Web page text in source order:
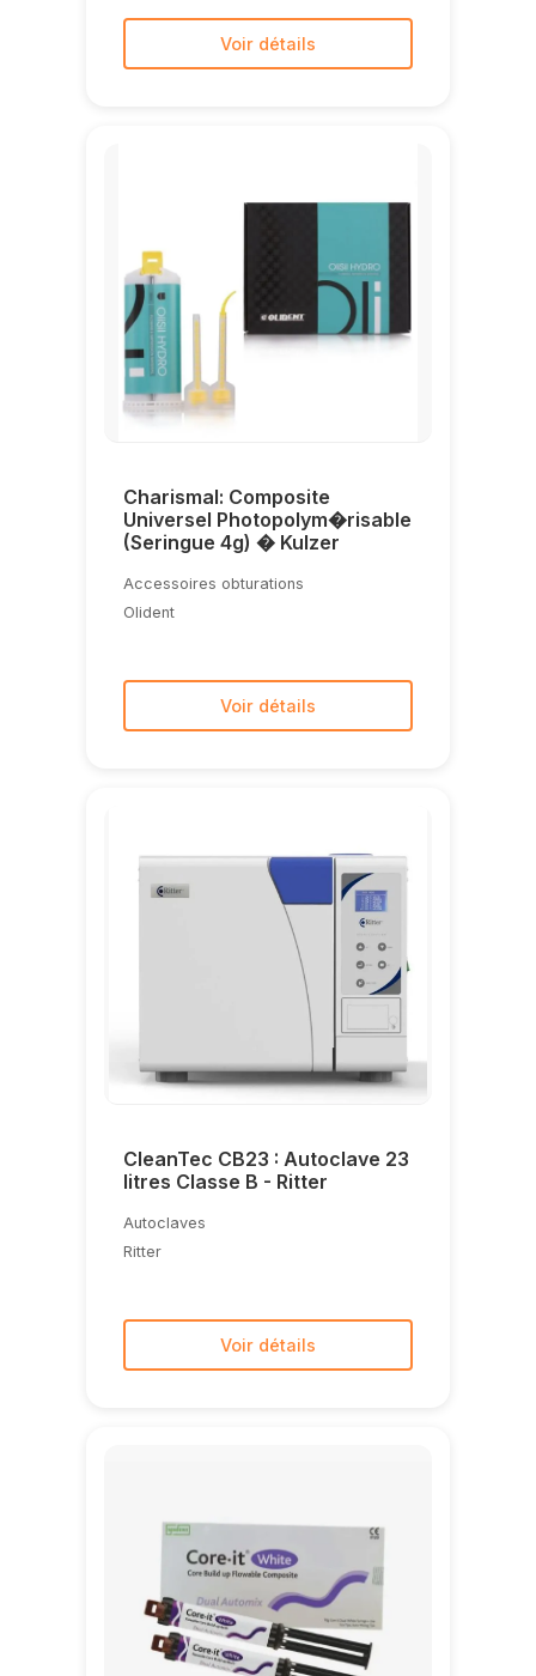
Voir détails
Charismal: Composite
Universel Photopolym�risable
(Seringue 4g) � Kulzer
Accessoires obturations
Olident
Voir détails
CleanTec CB23 : Autoclave 23
litres Classe B - Ritter
Autoclaves
Ritter
Voir détails